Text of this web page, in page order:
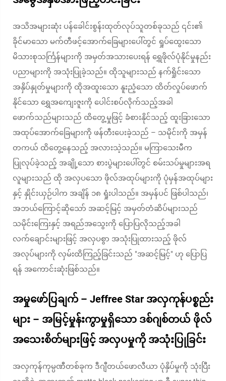
အသိအများဆုံး ပန်ခေါင်းစွန်းထုတ်လုပ်သူတစ်ခုသည် ၎င်း၏
ခိုင်မာသော မက်တီဖင့်အောက်ခြေများပေါ်တွင် ရှုပ်ထွေးသော
မိသားစုသင်္ကြန်များကို အမှတ်အသားပေးရန် ရွှေဖိုလ်ပုံနိုင်မှုနည်း
ပညာများကို အသုံးပြုခဲ့သည်။ ထိုသူများသည် နက်ရှိုင်းသော
အနှိပ်နှုတ်မှုများကို ထိုအထူးသော နူးညံ့သော ထိတ်လှုပ်ဖောက်
နိုင်သော ရွှေအကျေးဇူးကို ပေါင်းစပ်လိုက်သည့်အခါ
ဖောက်သည်များသည် ထိတွေ့မှုဖြင့် ခံစားနိုင်သည့် ထူးခြားသော
အထုပ်အောက်ခြေများကို ဖန်တီးပေးခဲ့သည် – သမိုင်းကို အမှန်
တကယ် ထိတွေ့နေသည့် အလားသဲ့သည်။ မကြာသေးမီက
ပြုလုပ်ခဲ့သည့် အချို့သော စားပွဲများပေါ်တွင် စမ်းသပ်မှုများအရ
လူများသည် ထို အလှပသော ဖိုလ်အထုပ်များကို ပုံမှန်အထုပ်များ
နှင့် နှိုင်းယှဉ်ပါက အချိန် ၁၈ ရှုံးပါသည်။ အမှန်ပင် ဖြစ်ပါသည်၊
အဘယ်ကြောင့်ဆိုသော် အဆင့်မြင့် အမှတ်တံဆိပ်များသည်
သမိုင်းကြေးနှင့် အရည်အသွေးကို ပြောပြလိုသည့်အခါ
လက်ချောင်းများဖြင့် အလှပစွာ အသုံးပြုထားသည့် ဖိုလ်
အလုပ်များကို လှမ်းထိကြည့်ခြင်းသည် "အဆင့်မြင့်" ဟု ပြောပြ
ရန် အကောင်းဆုံးဖြစ်သည်။
အမှုဖော်ပြချက် – Jeffree Star အလှကုန်ပစ္စည်း
များ – အမြင့်မှုန်းကွာမှုရှိသော ဒစ်ဂျစ်တယ် ဖိုလ်
အသေးစိတ်များဖြင့် အလှပမှုကို အသုံးပြုခြင်း
အလှကုန်ကုမ္ပဏီတစ်ခုက ဒီဂျီတယ်ဖောလီယာ ပုံနှိပ်မှုကို သုံးပြီး